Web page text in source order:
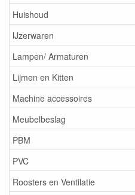
Huishoud
IJzerwaren
Lampen/ Armaturen
Lijmen en Kitten
Machine accessoires
Meubelbeslag
PBM
PVC
Roosters en Ventilatie